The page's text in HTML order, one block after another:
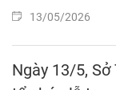
13/05/2026
Ngày 13/5,